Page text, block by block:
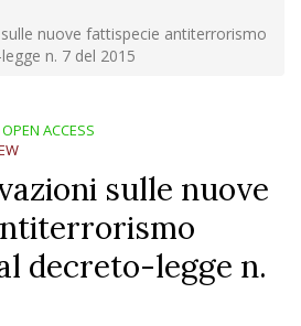
nuove fattispecie antiterrorismo
n. 7 del 2015
OPEN ACCESS
sulle nuove
decreto-legge n.